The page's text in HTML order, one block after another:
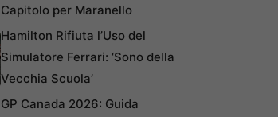
Capitolo per Maranello
Hamilton Rifiuta l’Uso del
Simulatore Ferrari: ‘Sono della
Vecchia Scuola’
GP Canada 2026: Guida